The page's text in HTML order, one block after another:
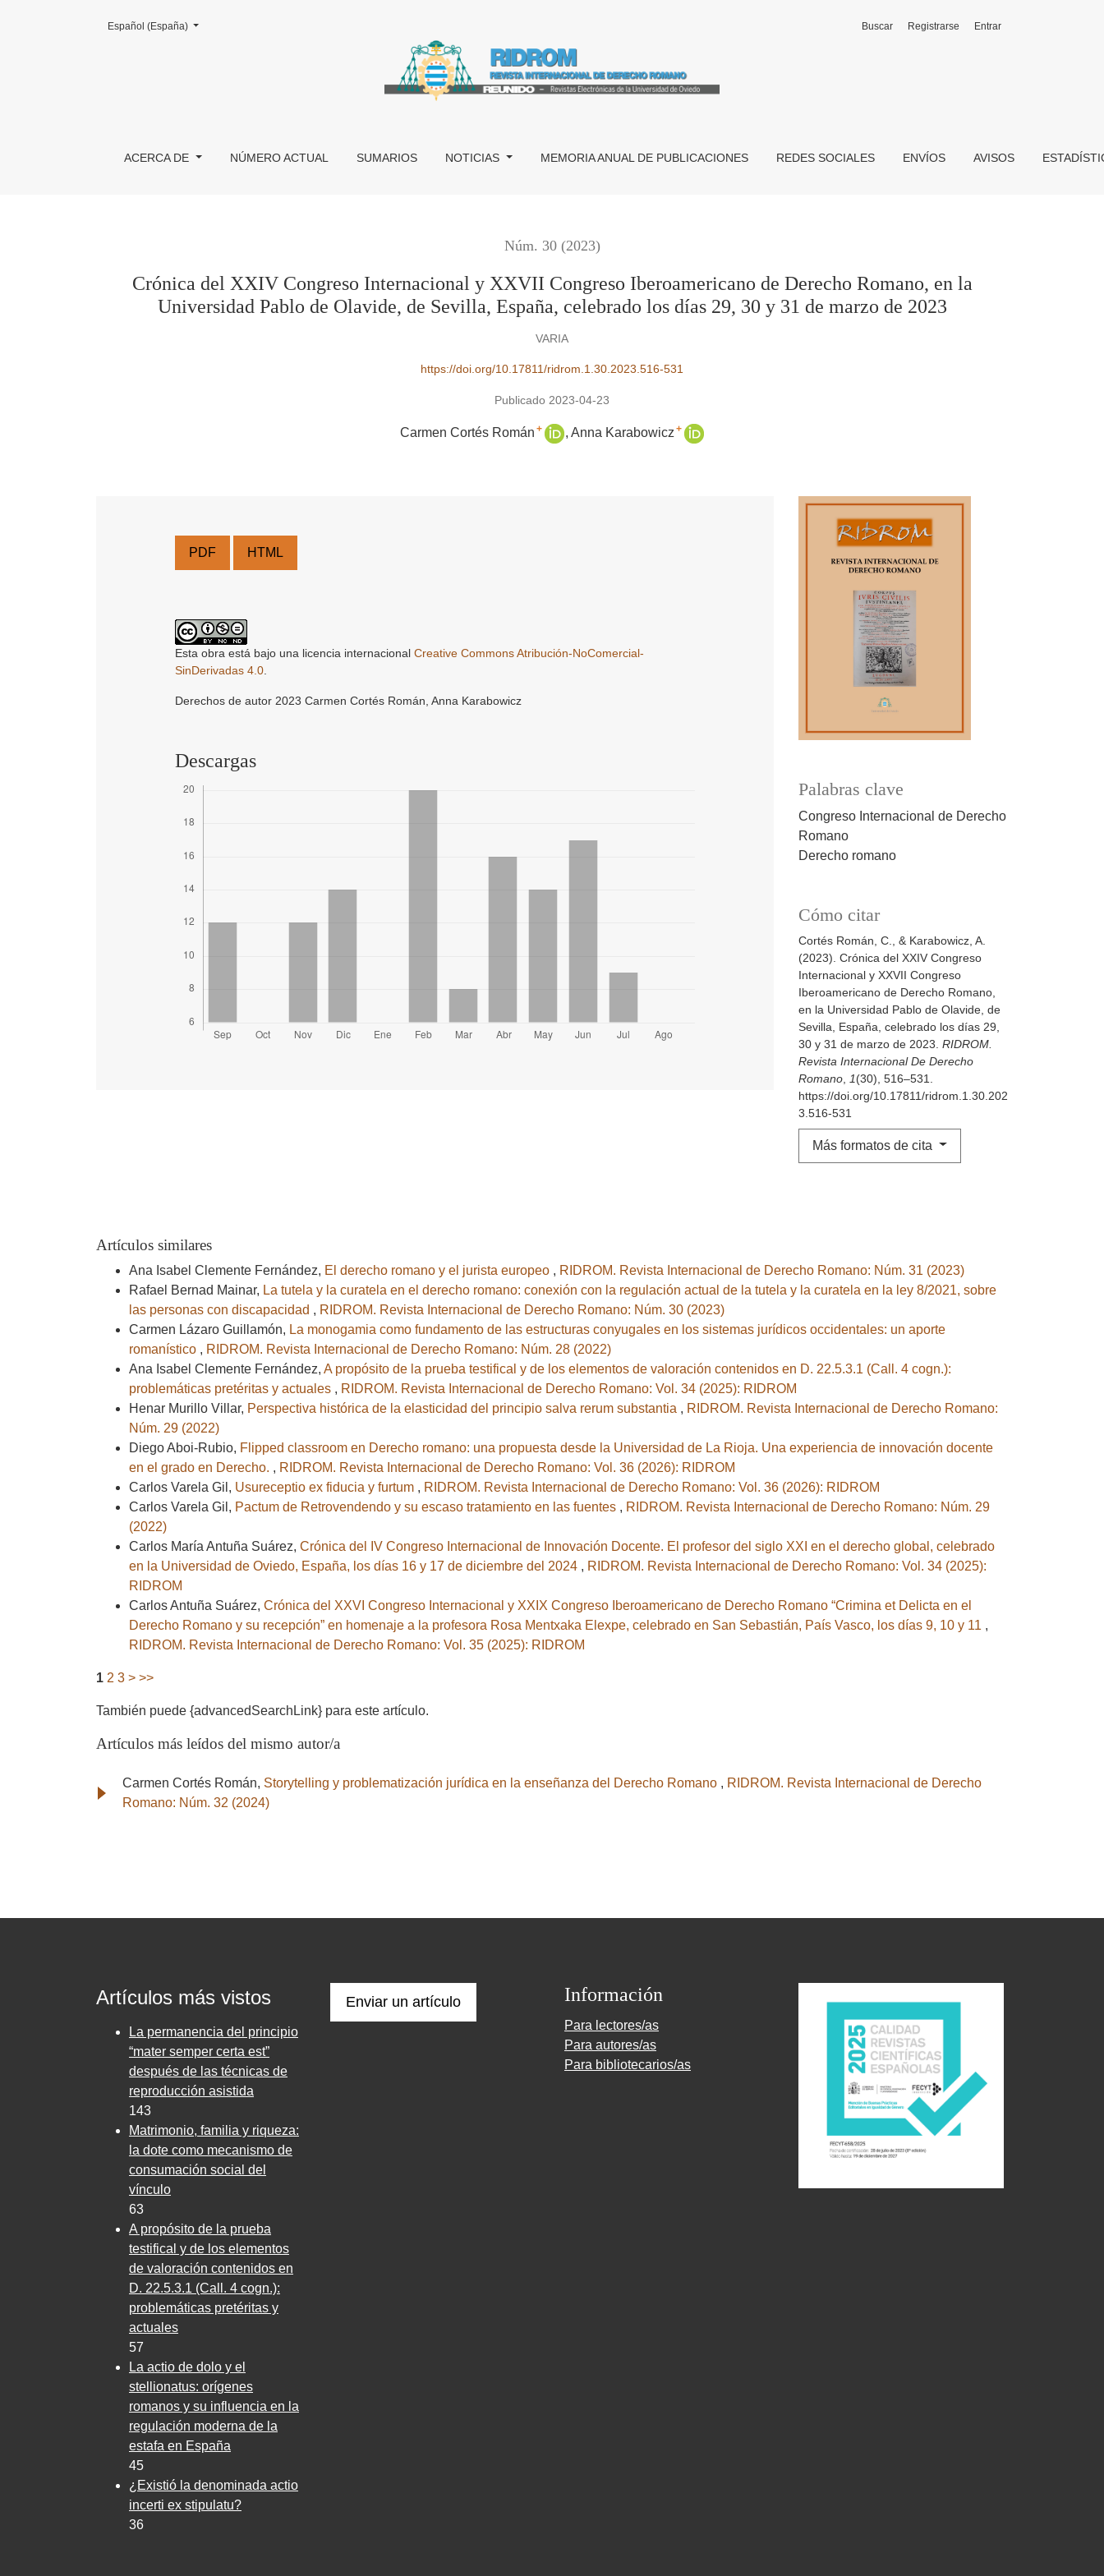
Crónica del XXIV Congreso Internacional y XXVII Congreso Iberoamericano de Derecho Romano, en la Universidad Pablo de Olavide, de Sevilla, España, celebrado los
ACERCA DE NÚMERO ACTUAL SUMARIOS NOTICIAS MEMORIA ANUAL DE PUBLICACIONES REDES SOCIALES ENVÍOS AVISOS
Buscar Registrarse Entrar
Cambiar el idioma. El actual es:
Español (España)
Núm. 30 (2023)
Crónica del XXIV Congreso Internacional y XXVII Congreso Iberoamericano de Derecho Romano, en la
Universidad Pablo de Olavide, de Sevilla, España, celebrado los días 29, 30 y 31 de marzo de 2023
VARIA
https://doi.org/10.17811/ridrom.1.30.2023.516-531
Publicado 2023-04-23
Carmen Cortés Román + Anna Karabowicz +
Palabras clave
Congreso Internacional de Derecho
Romano
Derecho romano
Cómo citar
Cortés Román, C., & Karabowicz, A.
(2023). Crónica del XXIV Congreso
Internacional y XXVII Congreso
Iberoamericano de Derecho Romano,
en la Universidad Pablo de Olavide, de
Sevilla, España, celebrado los días 29,
30 y 31 de marzo de 2023. RIDROM.
Revista Internacional De Derecho
Romano
1(30), 516–531.
https://doi.org/10.17811/ridrom.1.30.202
3.516-531
Más formatos de cita
PDF HTML
Esta obra está bajo una licencia internacional Creative Commons Atribución-NoComercial-
SinDerivadas 4.0
Derechos de autor 2023 Carmen Cortés Román, Anna Karabowicz
Descargas
Artículos similares
Ana Isabel Clemente Fernández, El derecho romano y el jurista europeo , RIDROM. Revista Internacional de Derecho Romano: Núm. 31 (2023)
Rafael Bernad Mainar, La tutela y la curatela en el derecho romano: conexión con la regulación actual de la tutela y la curatela en la ley 8/2021, sobre
las personas con discapacidad , RIDROM. Revista Internacional de Derecho Romano: Núm. 30 (2023)
Carmen Lázaro Guillamón, La monogamia como fundamento de las estructuras conyugales en los sistemas jurídicos occidentales: un aporte
romanístico , RIDROM. Revista Internacional de Derecho Romano: Núm. 28 (2022)
Ana Isabel Clemente Fernández, A propósito de la prueba testifical y de los elementos de valoración contenidos en D. 22.5.3.1 (Call. 4 cogn.):
problemáticas pretéritas y actuales , RIDROM. Revista Internacional de Derecho Romano: Vol. 34 (2025): RIDROM
Henar Murillo Villar, Perspectiva histórica de la elasticidad del principio salva rerum substantia , RIDROM. Revista Internacional de Derecho Romano:
Núm. 29 (2022)
Diego Aboi-Rubio, Flipped classroom en Derecho romano: una propuesta desde la Universidad de La Rioja. Una experiencia de innovación docente
en el grado en Derecho. , RIDROM. Revista Internacional de Derecho Romano: Vol. 36 (2026): RIDROM
Carlos Varela Gil, Usureceptio ex fiducia y furtum , RIDROM. Revista Internacional de Derecho Romano: Vol. 36 (2026): RIDROM
Carlos Varela Gil, Pactum de Retrovendendo y su escaso tratamiento en las fuentes , RIDROM. Revista Internacional de Derecho Romano: Núm. 29
(2022)
Carlos María Antuña Suárez, Crónica del IV Congreso Internacional de Innovación Docente. El profesor del siglo XXI en el derecho global, celebrado
en la Universidad de Oviedo, España, los días 16 y 17 de diciembre del 2024 , RIDROM. Revista Internacional de Derecho Romano: Vol. 34 (2025):
RIDROM
Carlos Antuña Suárez, Crónica del XXVI Congreso Internacional y XXIX Congreso Iberoamericano de Derecho Romano “Crimina et Delicta en el
Derecho Romano y su recepción” en homenaje a la profesora Rosa Mentxaka Elexpe, celebrado en San Sebastián, País Vasco, los días 9, 10 y 11 ,
RIDROM. Revista Internacional de Derecho Romano: Vol. 35 (2025): RIDROM
1 2 3 > >>
También puede {advancedSearchLink} para este artículo.
Artículos más leídos del mismo autor/a
Carmen Cortés Román, Storytelling y problematización jurídica en la enseñanza del Derecho Romano , RIDROM. Revista Internacional de Derecho
Romano: Núm. 32 (2024)
Artículos más vistos
La permanencia del principio
“mater semper certa est”
después de las técnicas de
reproducción asistida
143
Matrimonio, familia y riqueza:
la dote como mecanismo de
consumación social del
vínculo
63
A propósito de la prueba
testifical y de los elementos
de valoración contenidos en
D. 22.5.3.1 (Call. 4 cogn.):
problemáticas pretéritas y
actuales
57
La actio de dolo y el
stellionatus: orígenes
romanos y su influencia en la
regulación moderna de la
estafa en España
45
¿Existió la denominada actio
incerti ex stipulatu?
36
Enviar un artículo Información
Para lectores/as
Para autores/as
Para bibliotecarios/as